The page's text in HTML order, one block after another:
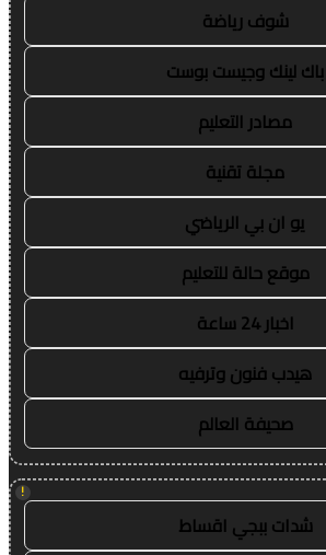
شوف رياضة
باك لينك وجيست بوست
مصادر التعليم
مجلة تقنية
يو ان بي الرياضي
موقع حالة للتعليم
اخبار 24 ساعة
هيدب فنون وترفيه
صحيفة العالم
!
شدات ببجي اقساط